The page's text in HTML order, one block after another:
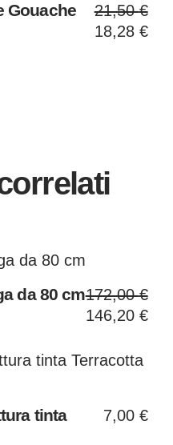
Gouache
21,50€
Il
prezzo
18,28 €
Il
prezzo
attuale
da 80 cm172,00€
Il
prezzo
172,00
146,20 €
Il
prezzo
attuale
146,20
tinta
7,00 €